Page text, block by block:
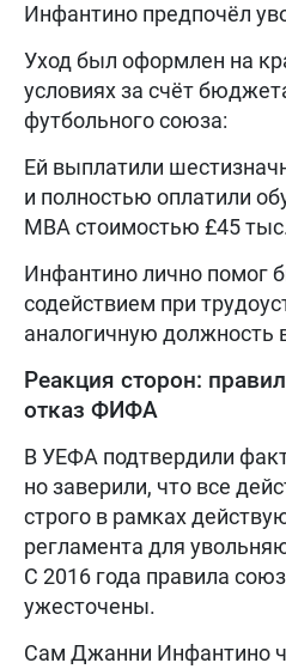
Инфантино предпочёл
Уход был оформлен на
условиях за счёт
футбольного союза:
Ей выплатили
и полностью оплатили
MBA стоимостью £45
Инфантино лично помог
содействием при
аналогичную должность
Реакция сторон:
отказ ФИФА
В УЕФА подтвердили
но заверили, что все
строго в рамках
регламента для
С 2016 года правила
ужесточены.
Сам Джанни Инфантино